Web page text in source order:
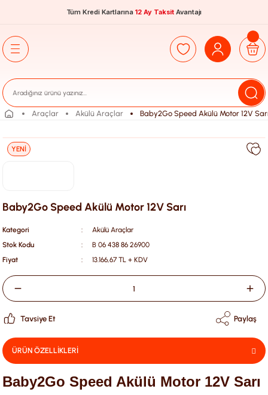
Tüm Kredi Kartlarına 12 Ay Taksit Avantajı
Araçlar Akülü Araçlar Baby2Go Speed Akülü Motor 12V
YENİ
Baby2Go Speed Akülü Motor 12V Sarı
Kategori
Akülü Araçlar
Stok Kodu
B 06 438 86 26900
Fiyat
13.166,67 TL + KDV
Tavsiye Et Paylaş
ÜRÜN ÖZELLİKLERİ
Baby2Go Speed Akülü Motor 12V Sarı